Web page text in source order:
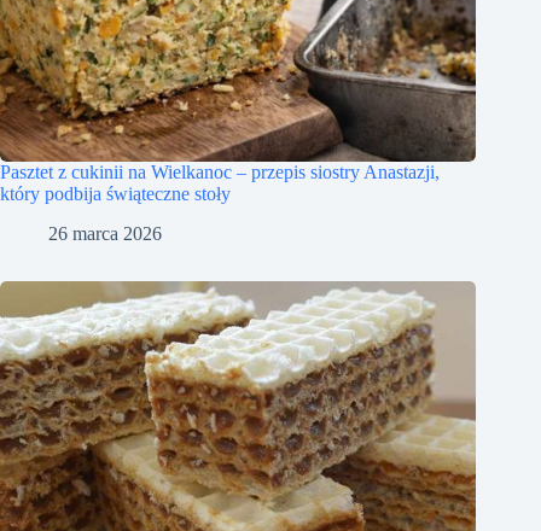
Pasztet z cukinii na Wielkanoc – przepis siostry Anastazji,
który podbija świąteczne stoły
26 marca 2026